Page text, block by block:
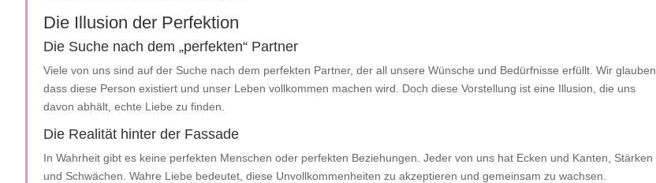
Die Illusion der Perfektion
Die Suche nach dem „perfekten“ Partner
Viele von uns sind auf der Suche nach dem perfekten Partner, der all unsere Wünsche und Bedürfnisse erfüllt. Wir glauben,
dass diese Person existiert und unser Leben vollkommen machen wird. Doch diese Vorstellung ist eine Illusion, die uns
davon abhält, echte Liebe zu finden.
Die Realität hinter der Fassade
In Wahrheit gibt es keine perfekten Menschen oder perfekten Beziehungen. Jeder von uns hat Ecken und Kanten, Stärken
und Schwächen. Wahre Liebe bedeutet, diese Unvollkommenheiten zu akzeptieren und gemeinsam zu wachsen.